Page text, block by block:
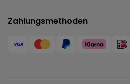
Zahlungsmethoden